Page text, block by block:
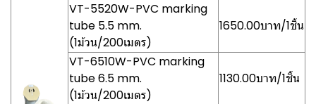
VT-5520W-PVC marking
tube 5.5 mm.
(1ม้วน/200เมตร)
1650.00บาท/1ชิ้น
VT-6510W-PVC marking
tube 6.5 mm.
(1ม้วน/200เมตร)
1130.00บาท/1ชิ้น